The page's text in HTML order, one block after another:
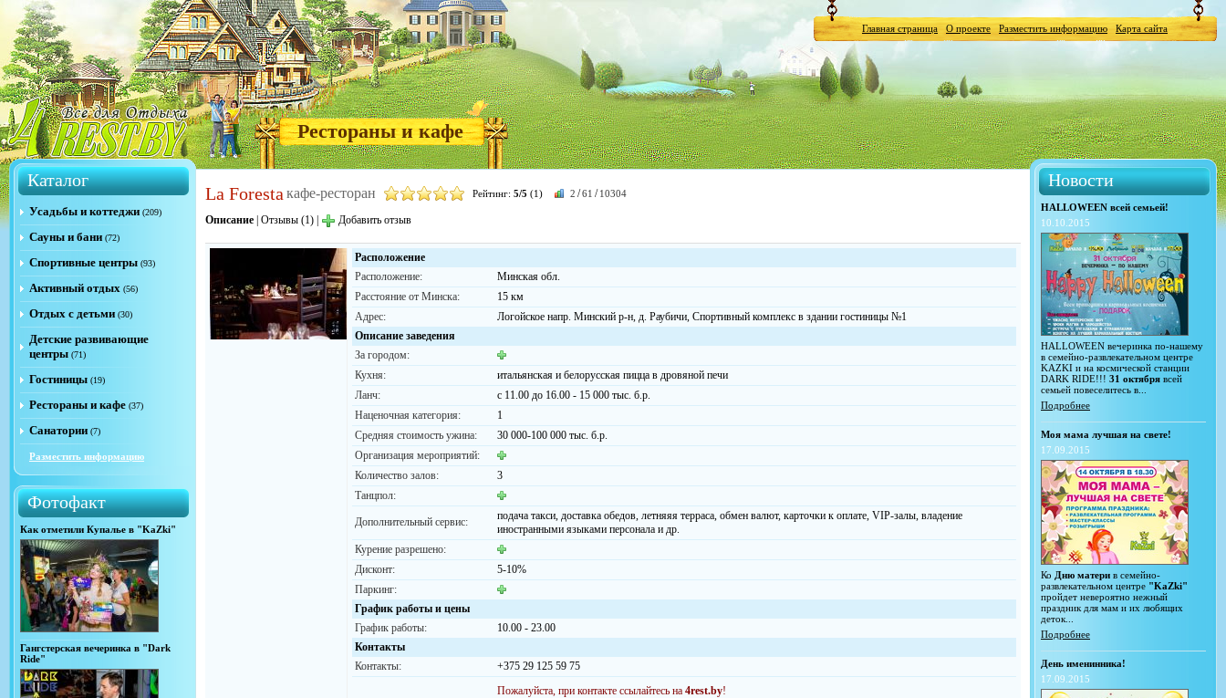
Главная страница О проекте Разместить информацию Карта сайта
Рестораны и кафе
Каталог
Усадьбы и коттеджи (209)
Сауны и бани (72)
Спортивные центры (93)
Активный отдых (56)
Отдых с детьми (30)
Детские развивающие
центры (71)
Гостиницы (19)
Рестораны и кафе (37)
Санатории (7)
Разместить информацию
Фотофакт
Как отметили Купалье в "KaZki"
Гангстерская вечеринка в "Dark
Ride"
La Foresta кафе-ресторан Рейтинг: 5/5 (1) 2 /61 / 10304
Описание Отзывы (1) Добавить отзыв
Расположение
Расположение:
Минская обл.
Расстояние от Минска:
15 км
Адрес:
Логойское напр. Минский р-н, д. Раубичи, Спортивный комплекс в здании гостиницы №1
Описание заведения
За городом:
Кухня:
итальянская и белорусская пицца в дровяной печи
Ланч:
с 11.00 до 16.00 - 15 000 тыс. б.р.
Наценочная категория:
1
Средняя стоимость ужина:
30 000-100 000 тыс. б.р.
Организация мероприятий:
Количество залов:
3
Танцпол:
Дополнительный сервис:
подача такси, доставка обедов, летняяя терраса, обмен валют, карточки к оплате, VIP-залы, владение
иностранными языками персонала и др.
Курение разрешено:
Дисконт:
5-10%
Паркинг:
График работы и цены
График работы:
10.00 - 23.00
Контакты
Контакты:
+375 29 125 59 75
Пожалуйста, при контакте ссылайтесь на 4rest.by!
Новости
HALLOWEEN всей семьей!
10.10.2015
HALLOWEEN вечеринка по-нашему
в семейно-развлекательном центре
KAZKI и на космической станции
DARK RIDE!!! 31 октября всей
семьей повеселитесь в...
Подробнее
Моя мама лучшая на свете!
17.09.2015
Ко Дню матери в семейно-
развлекательном центре "KaZki"
пройдет невероятно нежный
праздник для мам и их любящих
деток...
Подробнее
День именинника!
17.09.2015